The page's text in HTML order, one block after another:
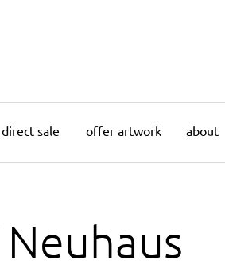
direct sale offer artwork about